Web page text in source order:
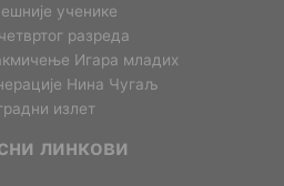
ученике
разреда
Игара младих
Нина Чугаљ
излет
линкови